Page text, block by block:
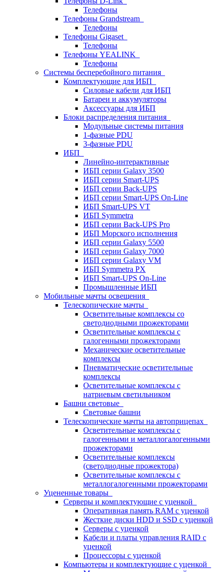
Телефоны
Телефоны Grandstream
Телефоны
Телефоны Gigaset
Телефоны
Телефоны YEALINK
Телефоны
Системы бесперебойного питания
Комплектующие для ИБП
Силовые кабели для ИБП
Батареи и аккумуляторы
Аксессуары для ИБП
Блоки распределения питания
Модульные системы питания
1-фазные PDU
3-фазные PDU
ИБП
Линейно-интерактивные
ИБП серии Galaxy 3500
ИБП серии Smart-UPS
ИБП серии Back-UPS
ИБП серии Smart-UPS On-Line
ИБП Smart-UPS VT
ИБП Symmetra
ИБП серии Back-UPS Pro
ИБП Морского исполнения
ИБП серии Galaxy 5500
ИБП серии Galaxy 7000
ИБП серии Galaxy VM
ИБП Symmetra PX
ИБП Smart-UPS On-Line
Промышленные ИБП
Мобильные мачты освещения
Телескопические мачты
Осветительные комплексы со
светодиодными прожекторами
Осветительные комплексы с
галогенными прожекторами
Механические осветительные
комплексы
Пневматические осветительные
комплексы
Осветительные комплексы с
натриевым светильником
Башни световые
Световые башни
Телескопические мачты на автоприцепах
Осветительные комплексы с
галогенными и металлогалогенными
прожекторами
Осветительные комплексы
(светодиодные прожектора)
Осветительные комплексы с
металлогалогенными прожекторами
Уцененные товары
Серверы и комплектующие с уценкой
Оперативная память RAM с уценкой
Жесткие диски HDD и SSD с уценкой
Серверы с уценкой
Кабели и платы управления RAID с
уценкой
Процессоры с уценкой
Компьютеры и комплектующие с уценкой